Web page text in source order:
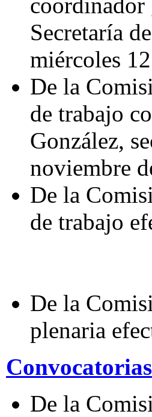
Secretaría
miércoles
De la
de trabajo
González,
noviembre
De la
de trabajo
De la
plenaria
Convocatorias
De la